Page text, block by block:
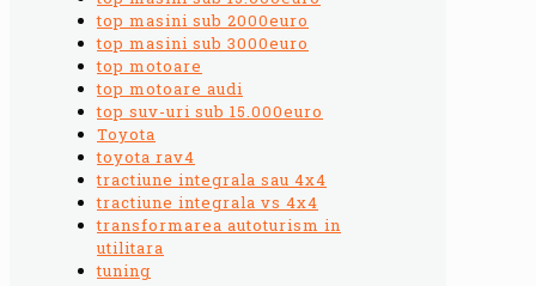
top masini sub 2000euro
top masini sub 3000euro
top motoare
top motoare audi
top suv-uri sub 15.000euro
Toyota
toyota rav4
tractiune integrala sau 4x4
tractiune integrala vs 4x4
transformarea autoturism in
utilitara
tuning